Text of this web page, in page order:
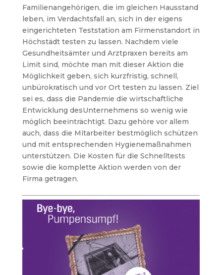
Familienangehörigen, die im gleichen Hausstand
leben, im Verdachtsfall an, sich in der eigens
eingerichteten Teststation am Firmenstandort in
Höchstädt testen zu lassen. Nachdem viele
Gesundheitsämter und Arztpraxen bereits am
Limit sind, möchte man mit dieser Aktion die
Möglichkeit geben, sich kurzfristig, schnell,
unbürokratisch und vor Ort testen zu lassen. Ziel
sei es, dass die Pandemie die wirtschaftliche
Entwicklung desUnternehmens so wenig wie
möglich beeinträchtigt. Dazu gehöre vor allem
auch, dass die Mitarbeiter bestmöglich schützen
und mit entsprechenden Hygienemaßnahmen
unterstützen. Die Kosten für die Schnelltests
sowie die komplette Aktion werden von der
Firma getragen.